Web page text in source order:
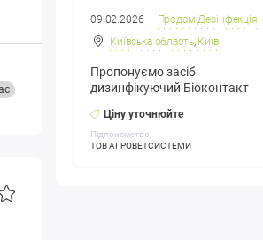
09.02.2026
Продам Дезінфекція
Київська область, Київ
Пропонуємо засіб
дизинфікуючий Біоконтакт
Ціну уточнюйте
Підприємство:
ТОВ АГРОВЕТСИСТЕМИ